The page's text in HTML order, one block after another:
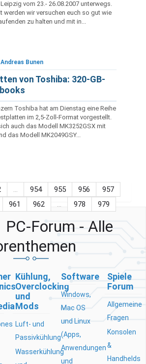
vom 23.- 26.08.2007 unterwegs.
werden wir versuchen euch so gut wie
zu halten und mit in...
Andreas Bunen
von Toshiba: 320-GB-
Toshiba hat am Dienstag eine Reihe
im 2,5-Zoll-Format vorgestellt.
auch das Modell MK3252GSX mit
das Modell MK2049GSY...
… 954 955 956
957
961 962 … 978
979
PC-Forum - Alle
Kühlung,
Overclocking
und
Mods
Luft- und
Passivkühlung
Wasserkühlung
Software
Windows,
Mac OS
und Linux
(Apps,
Anwendungen
und
Spiele
Forum
Allgemeine
Fragen
Konsolen
&
Handhelds